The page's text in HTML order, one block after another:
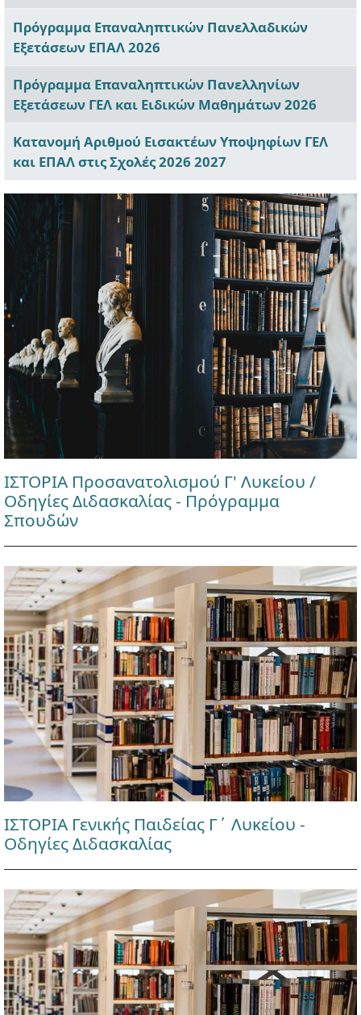
Πρόγραμμα Επαναληπτικών Πανελλαδικών
Εξετάσεων ΕΠΑΛ 2026
Πρόγραμμα Επαναληπτικών Πανελληνίων
Εξετάσεων ΓΕΛ και Ειδικών Μαθημάτων 2026
Κατανομή Αριθμού Εισακτέων Υποψηφίων ΓΕΛ
και ΕΠΑΛ στις Σχολές 2026 2027
ΙΣΤΟΡΙΑ Προσανατολισμού Γ' Λυκείου /
Οδηγίες Διδασκαλίας - Πρόγραμμα
Σπουδών
ΙΣΤΟΡΙΑ Γενικής Παιδείας Γ΄ Λυκείου -
Οδηγίες Διδασκαλίας